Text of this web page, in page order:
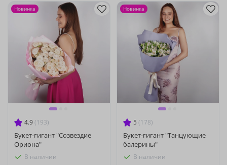
4.9 (193)
Букет-гигант "Созвездие
Ориона"
В наличии
Новинка
5 (178)
Букет-гигант "Танцующие
балерины"
В наличии
Новинка